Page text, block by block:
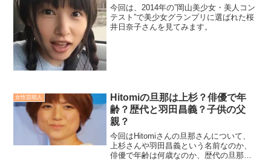
今回は、2014年の”岡山美少女・美人コン
テスト”で美少女グランプリに選ばれた桜
井日奈子さんを見てみます。
女性芸能人
Hitomiの旦那は上杉？俳優で年
齢？歴代と羽田昌義？子供の父
親？
今回はHitomiさんの旦那さんについて、
上杉さんや羽田昌義という名前なのか、
俳優で年齢は何歳なのか、歴代の旦那や